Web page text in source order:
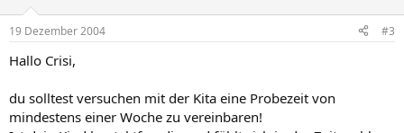
19 Dezember 2004 #3
Hallo Crisi,
du solltest versuchen mit der Kita eine Probezeit von
mindestens einer Woche zu vereinbaren!